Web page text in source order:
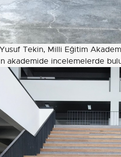
Tekin, Milli Eğitim
akademide incelemelerde